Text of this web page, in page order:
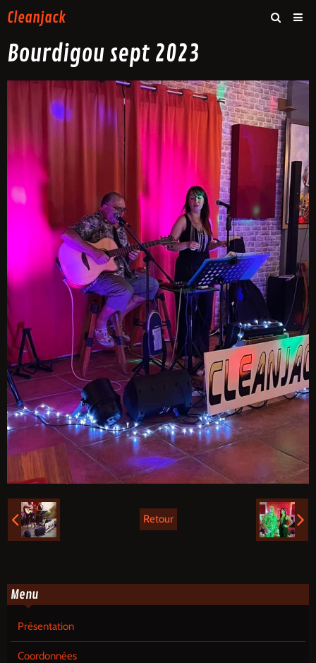
Cleanjack
Accueil
Photos
Bourdigou sept 2023
Retour
Menu
Présentation
Coordonnées